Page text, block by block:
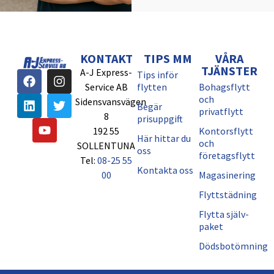
KONTAKT
A-J Express-
Service AB
Sidensvansvägen
8
192 55
SOLLENTUNA
Tel:08-25 55
00
TIPS MM
Tips inför
flytten
Begär
prisuppgift
Här hittar du
oss
Kontakta oss
VÅRA
TJÄNSTER
Bohagsflytt
och
privatflytt
Kontorsflytt
och
företagsflytt
Magasinering
Flyttstädning
Flytta själv-
paket
Dödsbotömning